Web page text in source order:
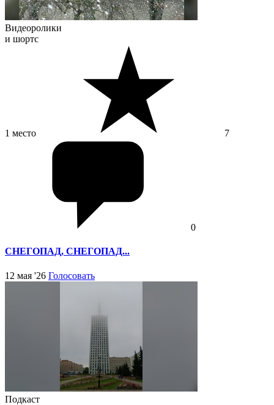
Видеоролики
и шортс
1 место 7
0
СНЕГОПАД, СНЕГОПАД...
12 мая '26 Голосовать
Подкаст